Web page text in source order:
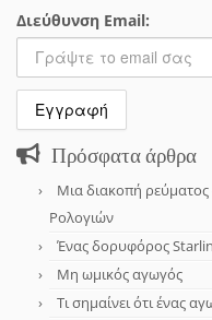
Διεύθυνση Email:
Πρόσφατα άρθρα
Μια διακοπή ρεύματος
Ρολογιών
Ένας δορυφόρος
Μη ωμικός αγωγός
Τι σημαίνει ότι ένας